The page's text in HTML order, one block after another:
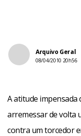
Arquivo Geral
08/04/2010 20h56
A atitude impensada
arremessar de volta
contra um torcedor